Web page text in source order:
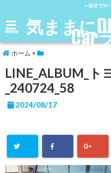
～自分でや
menu 気ままに
Car
ホーム >
LINE_ALBUM_ト
_240724_58
2024/08/17